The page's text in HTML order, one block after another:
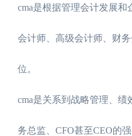
cma是根据管理会计发展
会计师、高级会计师、财
位。
cma是关系到战略管理、
务总监、CFO甚至CEO的强